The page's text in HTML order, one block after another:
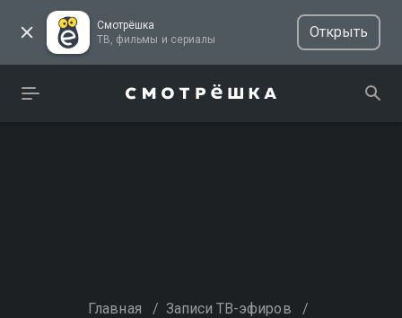
Смотрёшка
ТВ, фильмы и сериалы
Открыть
Главная / Записи ТВ-эфиров /